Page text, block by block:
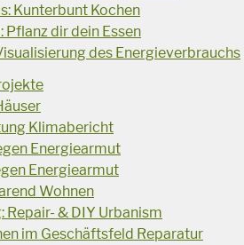
Kunterbunt Kochen
Pflanz dir dein Essen
des Energieverbrauchs
Klimabericht
Energiearmut
Energiearmut
Wohnen
Repair- & DIY Urbanism
im Geschäftsfeld Reparatur